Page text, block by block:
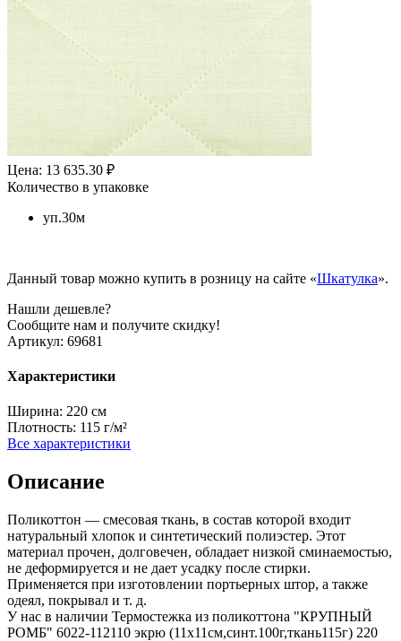
Цена: 13 635.30 ₽
Количество в упаковке
уп.30м
Данный товар можно купить в розницу на сайте «Шкатулка».
Нашли дешевле?
Сообщите нам и получите скидку!
Артикул: 69681
Характеристики
Ширина: 220 см
Плотность: 115 г/м²
Все характеристики
Описание
Поликоттон — смесовая ткань, в состав которой входит
натуральный хлопок и синтетический полиэстер. Этот
материал прочен, долговечен, обладает низкой сминаемостью,
не деформируется и не дает усадку после стирки.
Применяется при изготовлении портьерных штор, а также
одеял, покрывал и т. д.
У нас в наличии Термостежка из поликоттона "КРУПНЫЙ
РОМБ" 6022-112110 экрю (11х11см,синт.100г,ткань115г) 220